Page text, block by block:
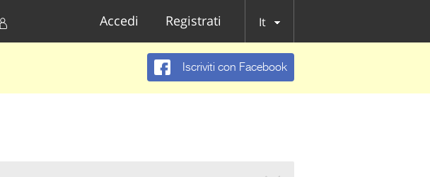
Accedi Registrati It
Iscriviti con Facebook